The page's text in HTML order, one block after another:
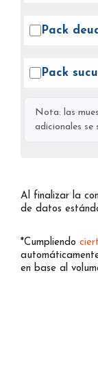
Pack
Pack
Nota: las
adicionales se
Al finalizar la
de datos
*Cumpliendo
en base al